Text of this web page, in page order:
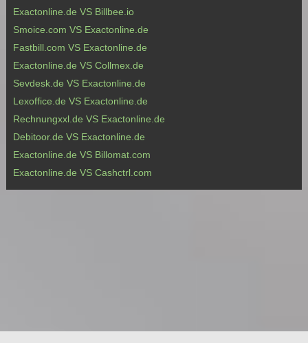
Exactonline.de VS Billbee.io
Smoice.com VS Exactonline.de
Fastbill.com VS Exactonline.de
Exactonline.de VS Collmex.de
Sevdesk.de VS Exactonline.de
Lexoffice.de VS Exactonline.de
Rechnungxxl.de VS Exactonline.de
Debitoor.de VS Exactonline.de
Exactonline.de VS Billomat.com
Exactonline.de VS Cashctrl.com